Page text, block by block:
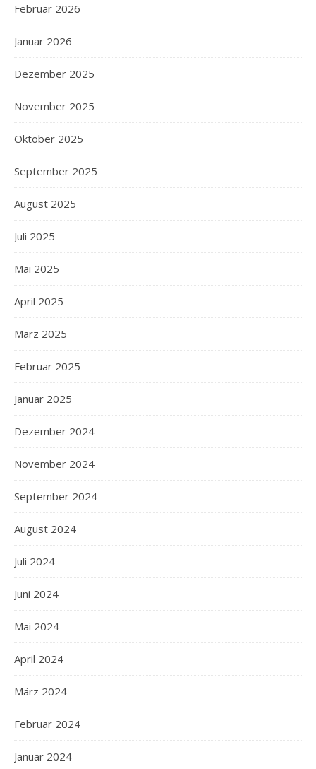
Februar 2026
Januar 2026
Dezember 2025
November 2025
Oktober 2025
September 2025
August 2025
Juli 2025
Mai 2025
April 2025
März 2025
Februar 2025
Januar 2025
Dezember 2024
November 2024
September 2024
August 2024
Juli 2024
Juni 2024
Mai 2024
April 2024
März 2024
Februar 2024
Januar 2024